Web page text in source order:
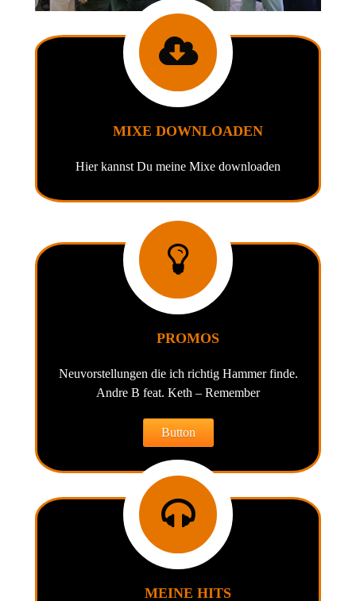
MIXE DOWNLOADEN
Hier kannst Du meine Mixe downloaden
PROMOS
Neuvorstellungen die ich richtig Hammer finde.
Andre B feat. Keth – Remember
Button
MEINE HITS